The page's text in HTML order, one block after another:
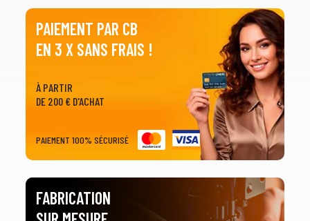
PAIEMENT PAR CB
EN 3 X SANS FRAIS !
À PARTIR
DE 200 € D'ACHAT
PAIEMENT 100% SÉCURISÉ
FABRICATION